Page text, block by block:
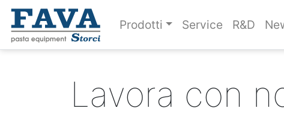
Prodotti Service R&D
Lavora con